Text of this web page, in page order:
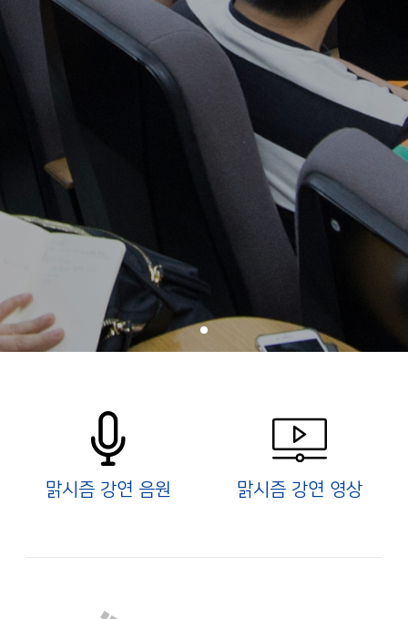
맑시즘 강연 음원 맑시즘 강연 영상